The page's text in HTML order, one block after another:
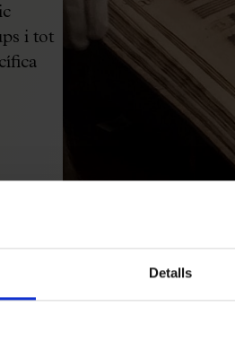
Detalls
i tot